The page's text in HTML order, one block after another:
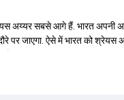
अय्यर सबसे आगे हैं. भारत अपनी
पर जाएगा. ऐसे में भारत को श्रेयस